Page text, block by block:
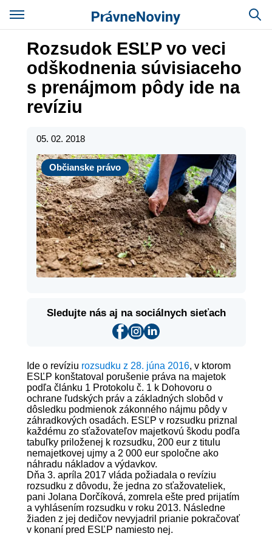
Rozsudok ESĽP vo veci
odškodnenia súvisiaceho
s prenájmom pôdy ide na
revíziu
05. 02. 2018
Občianske právo
Občianske právo
Sledujte nás aj na sociálnych sieťach
Ide o revíziu rozsudku z 28. júna 2016, v ktorom
ESĽP konštatoval porušenie práva na majetok
podľa článku 1 Protokolu č. 1 k Dohovoru o
ochrane ľudských práv a základných slobôd v
dôsledku podmienok zákonného nájmu pôdy v
záhradkových osadách. ESĽP v rozsudku priznal
každému zo sťažovateľov majetkovú škodu podľa
tabuľky priloženej k rozsudku, 200 eur z titulu
nemajetkovej ujmy a 2 000 eur spoločne ako
náhradu nákladov a výdavkov.
Dňa 3. apríla 2017 vláda požiadala o revíziu
rozsudku z dôvodu, že jedna zo sťažovateliek,
pani Jolana Dorčíková, zomrela ešte pred prijatím
a vyhlásením rozsudku v roku 2013. Následne
žiaden z jej dedičov nevyjadril prianie pokračovať
v konaní pred ESĽP namiesto nej.